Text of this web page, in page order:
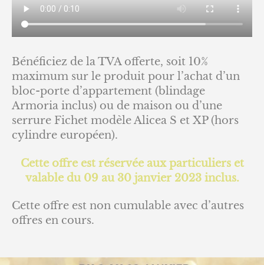
Bénéficiez de la TVA offerte, soit 10%
maximum sur le produit pour l’achat d’un
bloc-porte d’appartement (blindage
Armoria inclus) ou de maison ou d’une
serrure Fichet modèle Alicea S et XP (hors
cylindre européen).
Cette offre est réservée aux particuliers et
valable du 09 au 30 janvier 2023 inclus.
Cette offre est non cumulable avec d’autres
offres en cours.